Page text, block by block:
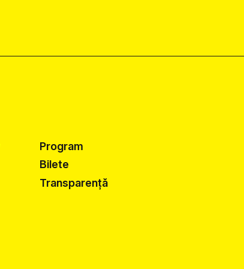
Program
Bilete
Transparență